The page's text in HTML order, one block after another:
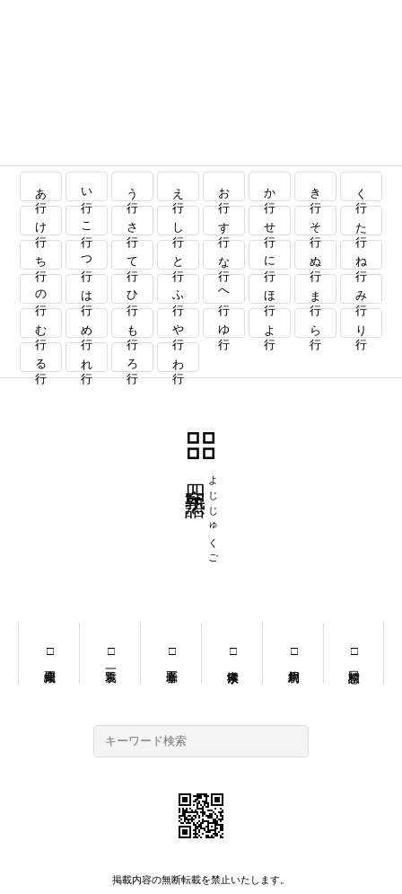
あ行 い行 う行 え行 お行 か行 き行 く行
け行 こ行 さ行 し行 す行 せ行 そ行 た行
ち行 つ行 て行 と行 な行 に行 ぬ行 ね行
の行 は行 ひ行 ふ行 へ行 ほ行 ま行 み行
む行 め行 も行 や行 ゆ行 よ行 ら行 り行
る行 れ行 ろ行 わ行
よじじゅくご
掲載内容の無断転載を禁止いたします。